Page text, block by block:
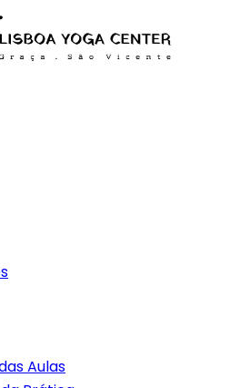
Aulas